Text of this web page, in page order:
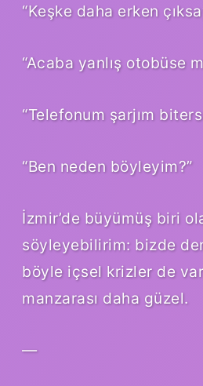
“Keşke daha erken
“Acaba yanlış otobüse
“Telefonum şarjım
“Ben neden böyleyim?”
İzmir’de büyümüş biri
söyleyebilirim: bizde
böyle içsel krizler de
manzarası daha güzel.
—